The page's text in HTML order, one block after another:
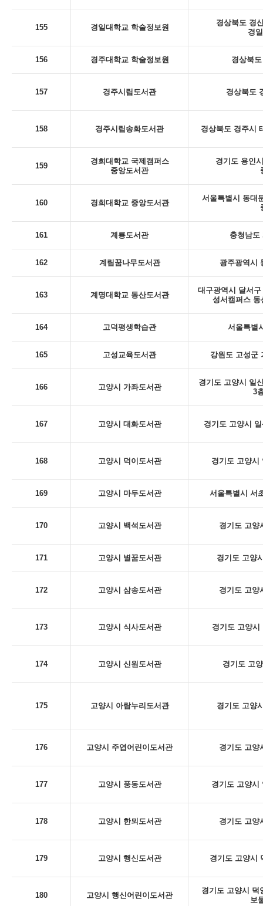
155 경일대학교 학술정보원
경상북도 경
경
156 경주대학교 학술정보원 경상북
157 경주시립도서관 경상북도
158 경주시립송화도서관 경상북도 경주시
159
경희대학교 국제캠퍼스
중앙도서관
경기도 용인
160 경희대학교 중앙도서관
서울특별시 동대
161 계룡도서관 충청남도
162 계림꿈나무도서관 광주광역시
163 계명대학교 동산도서관
대구광역시 달서
성서캠퍼스 동
164 고덕평생학습관 서울특별
165 고성교육도서관 강원도 고성군
166 고양시 가좌도서관
경기도 고양시 일
3
167 고양시 대화도서관 경기도 고양시
168 고양시 덕이도서관 경기도 고양시
169 고양시 마두도서관 서울특별시 서
170 고양시 백석도서관 경기도 고양
171 고양시 별꿈도서관 경기도 고양
172 고양시 삼송도서관 경기도 고양
173 고양시 식사도서관 경기도 고양시
174 고양시 신원도서관 경기도 고
175 고양시 아람누리도서관 경기도 고양
176 고양시 주엽어린이도서관 경기도 고양
177 고양시 풍동도서관 경기도 고양시
178 고양시 한뫼도서관 경기도 고양
179 고양시 행신도서관 경기도 고양시
180 고양시 행신어린이도서관
경기도 고양시 덕
보